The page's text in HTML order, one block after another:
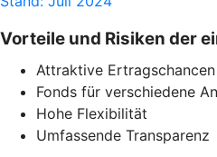
Vorteile und Risiken der
Attraktive Ertragschancen
Fonds für verschiedene
Hohe Flexibilität
Umfassende Transparenz